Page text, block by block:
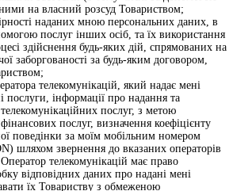
на власний розсуд Товариством;
наданих мною персональних даних, в
послуг інших осіб, та їх використання
здійснення будь-яких дій, спрямованих на
заборгованості за будь-яким договором,
телекомунікацій, який надає мені
послуги, інформації про надання та
послуг, з метою
послуг, визначення коефіцієнту
поведінки за моїм мобільним номером
шляхом звернення до вказаних операторів
телекомунікацій має право
відповідних даних про надані мені
їх Товариству з обмеженою